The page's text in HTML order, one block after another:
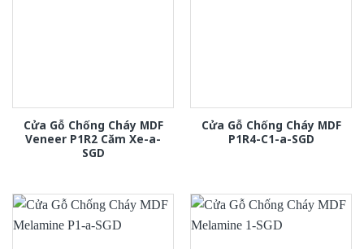
Cửa Gỗ Chống Cháy MDF
Veneer P1R2 Căm Xe-a-
SGD
Cửa Gỗ Chống Cháy MDF
P1R4-C1-a-SGD